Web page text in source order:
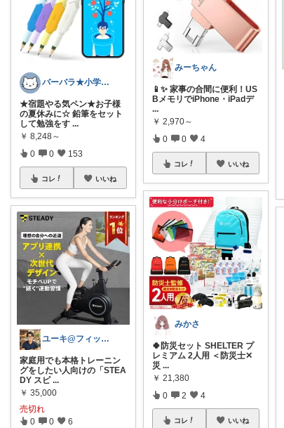
バーバラ★小学男子子育て中
★宿題やる気ペン★お子様
の夏休みに☆ 鉛筆をセット
して勉強をす ...
￥ 8,248～
0 0 153
コレ いいね
ユーキ@フィットネスバイク推し
家庭用でも本格トレーニン
グをしたい人向けの「STEA
DY スピ ...
￥ 35,000
売切れ
0 0 6
みーちゃん
📱✨ 家事の合間に便利！US
BメモリでiPhone・iPadデ
...
￥ 2,970～
0 0 4
コレ いいね
みかさ
🍀防災セット SHELTER プ
レミアム 2人用 ＜防災士✕
災 ...
￥ 21,380
0 2 4
コレ いいね